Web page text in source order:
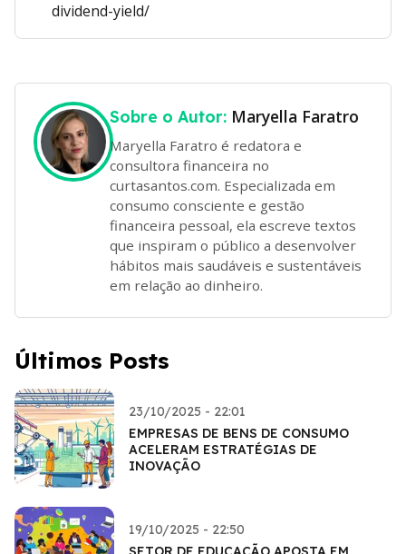
dividend-yield/
Sobre o Autor: Maryella Faratro
Maryella Faratro é redatora e
consultora financeira no
curtasantos.com. Especializada em
consumo consciente e gestão
financeira pessoal, ela escreve textos
que inspiram o público a desenvolver
hábitos mais saudáveis e sustentáveis
em relação ao dinheiro.
Últimos Posts
23/10/2025 - 22:01
EMPRESAS DE BENS DE CONSUMO
ACELERAM ESTRATÉGIAS DE
INOVAÇÃO
19/10/2025 - 22:50